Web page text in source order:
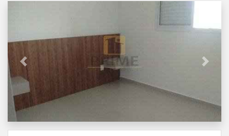
Anterior